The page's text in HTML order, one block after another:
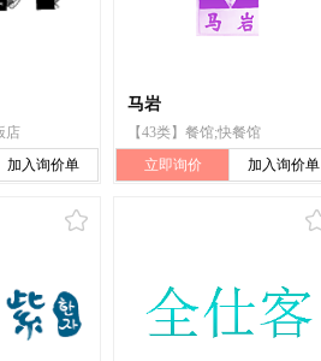
店
加入询价单
马岩
【43类】餐馆;快餐馆
立即询价
加入询价单